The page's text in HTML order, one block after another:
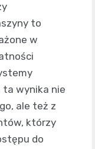
to
w
ta wynika nie
ale też z
którzy
do